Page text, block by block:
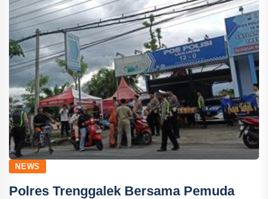
NEWS
Polres Trenggalek Bersama Pemuda